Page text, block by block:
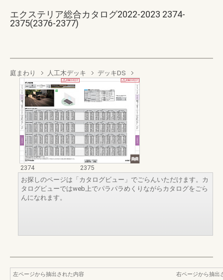
エクステリア総合カタログ2022-2023 2374-
2375(2376-2377)
庭まわり 人工木デッキ デッキDS
2374
2375
お探しのページは「カタログビュー」でごらんいただけます。カ
タログビューではweb上でパラパラめくりながらカタログをごら
んになれます。
左ページから抽出された内容
右ページから抽出